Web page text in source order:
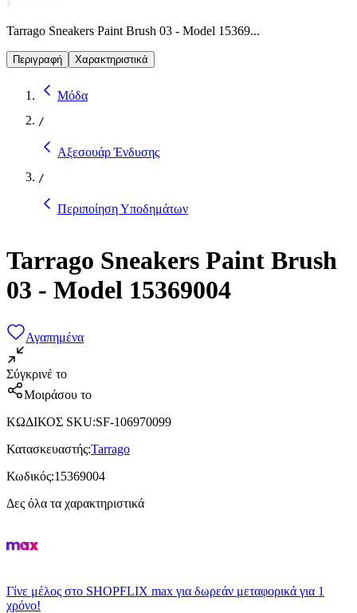
Tarrago Sneakers Paint Brush 03 - Model 15369...
Περιγραφή Χαρακτηριστικά
Μόδα
/
Αξεσουάρ Ένδυσης
/
Περιποίηση Υποδημάτων
Tarrago Sneakers Paint Brush
03 - Model 15369004
Αγαπημένα
Σύγκρινέ το
Μοιράσου το
ΚΩΔΙΚΟΣ SKU:SF-106970099
Κατασκευαστής:Tarrago
Κωδικός:15369004
Δες όλα τα χαρακτηριστικά
Γίνε μέλος στο SHOPFLIX max για δωρεάν μεταφορικά για 1
χρόνο!